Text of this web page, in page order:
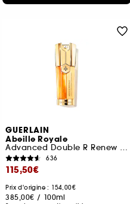
GUERLAIN
Abeille Royale
Advanced Double R Renew Et Repair Serum
636
115,50€
Prix d'origine : 154,00€
385,00€ / 100ml